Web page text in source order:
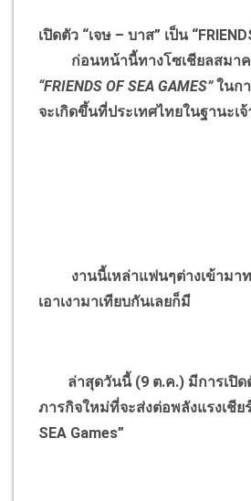
เปิดตัว “เจษ – บาส” เป็น
ก่อนหน้านี้ทางโซเชียลสมาคม
“FRIENDS OF SEA GAMES”ในก
จะเกิดขึ้นที่ประเทศไทยในฐานะเ
งานนี้เหล่าแฟนๆต่างเข้ามาทา
เอาเงามาเทียบกันเลยก็มี
ล่าสุดวันนี้ (9 ต.ค.) มีการเปิดตั
ภารกิจใหม่ที่จะส่งต่อพลังแรงเชี
SEA Games”